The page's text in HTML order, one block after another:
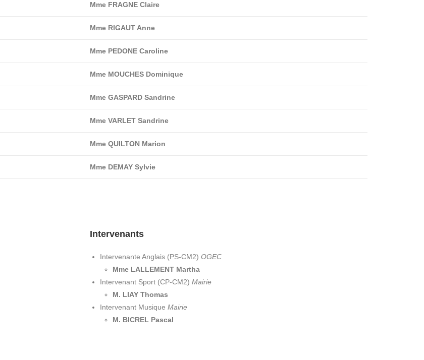
Mme FRAGNE Claire
Mme RIGAUT Anne
Mme PEDONE Caroline
Mme MOUCHES Dominique
Mme GASPARD Sandrine
Mme VARLET Sandrine
Mme QUILTON Marion
Mme DEMAY Sylvie
Intervenants
Intervenante Anglais (PS-CM2) OGEC
Mme LALLEMENT Martha
Intervenant Sport (CP-CM2) Mairie
M. LIAY Thomas
Intervenant Musique Mairie
M. BICREL Pascal